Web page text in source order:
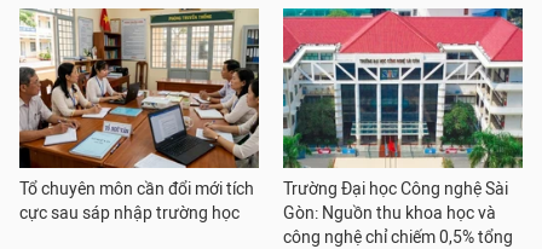
Tổ chuyên môn cần đổi mới tích
cực sau sáp nhập trường học
Trường Đại học Công nghệ Sài
Gòn: Nguồn thu khoa học và
công nghệ chỉ chiếm 0,5% tổng